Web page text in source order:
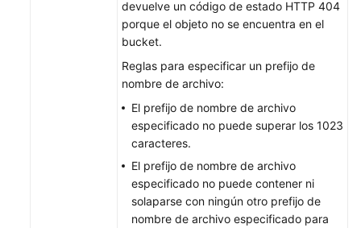
Configuración
devuelve un código de estado HTTP 404
porque el objeto no se encuentra en el
bucket.
Reglas para especificar un prefijo de
nombre de archivo:
El prefijo de nombre de archivo
especificado no puede superar los 1023
caracteres.
El prefijo de nombre de archivo
especificado no puede contener ni
solaparse con ningún otro prefijo de
nombre de archivo especificado para